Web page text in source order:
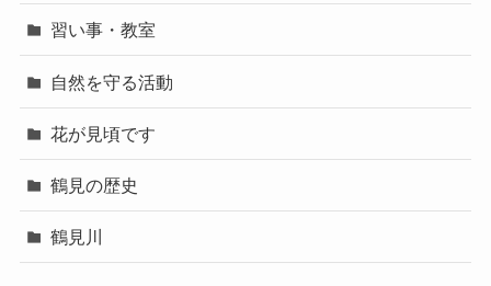
習い事・教室
自然を守る活動
花が見頃です
鶴見の歴史
鶴見川